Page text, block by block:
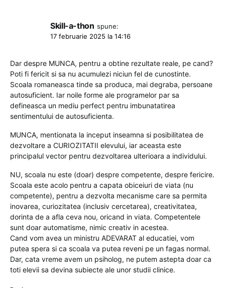
Skill-a-thon spune:
17 februarie 2025 la 14:16
Dar despre MUNCA, pentru a obtine rezultate reale, pe cand?
Poti fi fericit si sa nu acumulezi niciun fel de cunostinte.
Scoala romaneasca tinde sa produca, mai degraba, persoane
autosuficient. Iar noile forme ale programelor par sa
defineasca un mediu perfect pentru imbunatatirea
sentimentului de autosuficienta.
MUNCA, mentionata la inceput inseamna si posibilitatea de
dezvoltare a CURIOZITATII elevului, iar aceasta este
principalul vector pentru dezvoltarea ulterioara a individului.
NU, scoala nu este (doar) despre competente, despre fericire.
Scoala este acolo pentru a capata obiceiuri de viata (nu
competente), pentru a dezvolta mecanisme care sa permita
inovarea, curiozitatea (inclusiv cercetarea), creativitatea,
dorinta de a afla ceva nou, oricand in viata. Competentele
sunt doar automatisme, nimic creativ in acestea.
Cand vom avea un ministru ADEVARAT al educatiei, vom
putea spera si ca scoala va putea reveni pe un fagas normal.
Dar, cata vreme avem un psiholog, ne putem astepta doar ca
toti elevii sa devina subiecte ale unor studii clinice.